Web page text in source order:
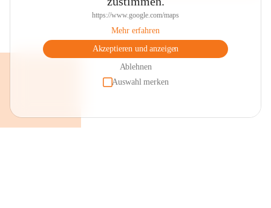
https://www.google.com/maps
Mehr erfahren
Akzeptieren und anzeigen
Ablehnen
Auswahl merken